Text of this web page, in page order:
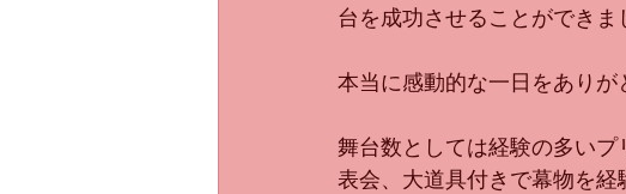
台を成功させることができま
本当に感動的な一日をありが
舞台数としては経験の多い
表会、大道具付きで幕物を